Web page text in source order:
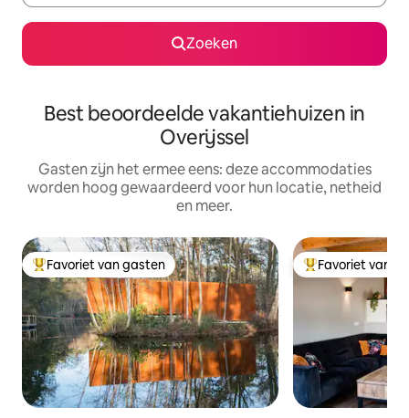
Zoeken
Best beoordeelde vakantiehuizen in
Overijssel
Gasten zijn het ermee eens: deze accommodaties
worden hoog gewaardeerd voor hun locatie, netheid
en meer.
Topfavoriet van gasten
Favoriet van gasten Topfavoriet van
Favoriet van